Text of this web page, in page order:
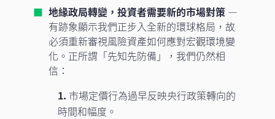
地緣政局轉變，投資者需要新的市場對策—
有跡象顯示我們正步入全新的環球格局，故
必須重新審視風險資產如何應對宏觀環境變
化。正所謂「先知先防備」，我們仍然相
信：
1. 市場定價行為過早反映央行政策轉向的
時間和幅度。